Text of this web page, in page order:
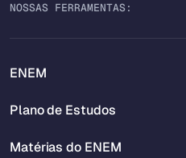
NOSSAS FERRAMENTAS:
ENEM
Plano de Estudos
Matérias do ENEM